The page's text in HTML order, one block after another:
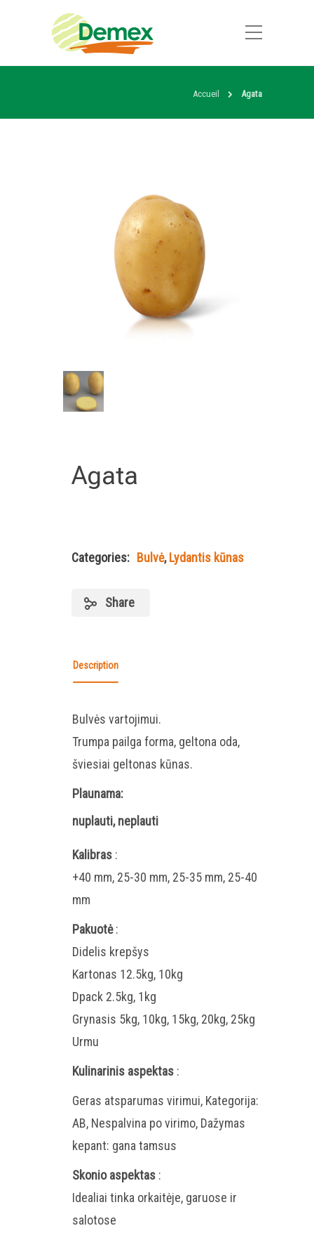
Accueil Agata
Agata
Categories: Bulvė,Lydantis kūnas
Share
Description
Bulvės vartojimui.
Trumpa pailga forma, geltona oda,
šviesiai geltonas kūnas.
Plaunama:
nuplauti, neplauti
Kalibras :
+40 mm, 25-30 mm, 25-35 mm, 25-40
mm
Pakuotė:
Didelis krepšys
Kartonas 12.5kg, 10kg
Dpack 2.5kg, 1kg
Grynasis 5kg, 10kg, 15kg, 20kg, 25kg
Urmu
Kulinarinis aspektas :
Geras atsparumas virimui, Kategorija:
AB, Nespalvina po virimo, Dažymas
kepant: gana tamsus
Skonio aspektas :
Idealiai tinka orkaitėje, garuose ir
salotose